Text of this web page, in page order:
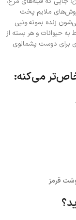
ملایم پخت
زنده بمونه.ونپی
حیوانات و هر بسته از
برای دوست پشمالوی
می‌کنه:
قرمز